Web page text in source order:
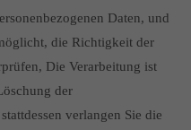
Daten, und
die Richtigkeit der
Die Verarbeitung ist
der
verlangen Sie die